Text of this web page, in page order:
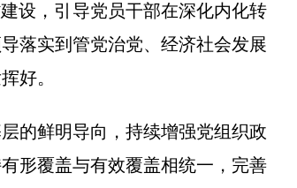
设，引导党员干部在深化内化转
落实到管党治党、经济社会发展
好。
的鲜明导向，持续增强党组织政
形覆盖与有效覆盖相统一，完善